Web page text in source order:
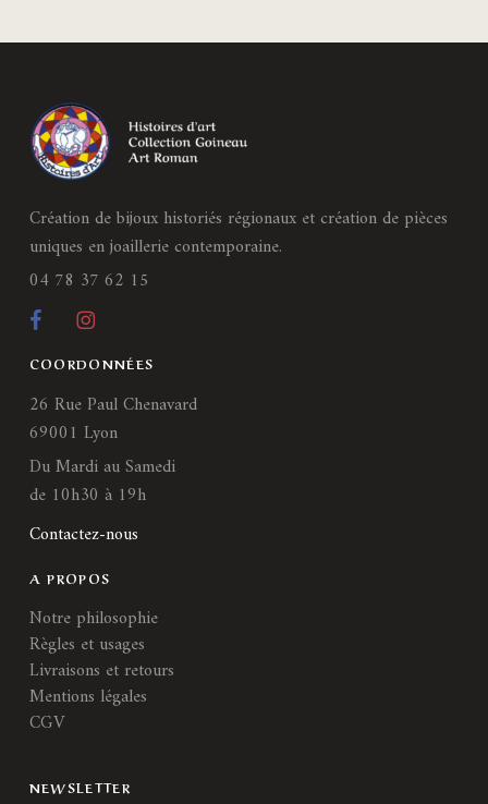
Création de bijoux historiés régionaux et création de pièces
uniques en joaillerie contemporaine.
04 78 37 62 15
COORDONNÉES
26 Rue Paul Chenavard
69001 Lyon
Du Mardi au Samedi
de 10h30 à 19h
Contactez-nous
A PROPOS
Notre philosophie
Règles et usages
Livraisons et retours
Mentions légales
CGV
NEWSLETTER